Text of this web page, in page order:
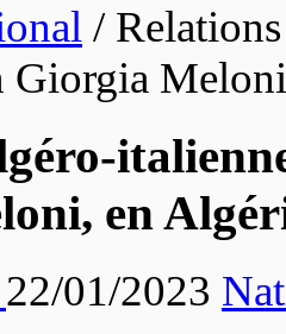
/
Giorgia
en
22/01/2023